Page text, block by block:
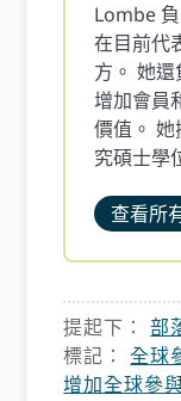
Lombe
在目前代
方。 她
增加會員
價值。
究碩士學
查看所
提起下：部
標記：全球
增加全球參